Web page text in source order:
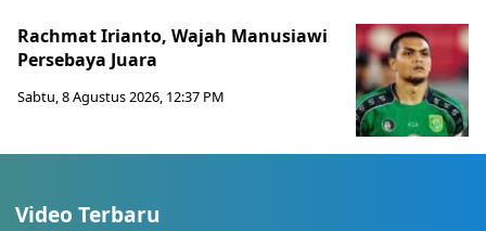
Rachmat Irianto, Wajah Manusiawi
Persebaya Juara
Sabtu, 8 Agustus 2026, 12:37 PM
Video Terbaru